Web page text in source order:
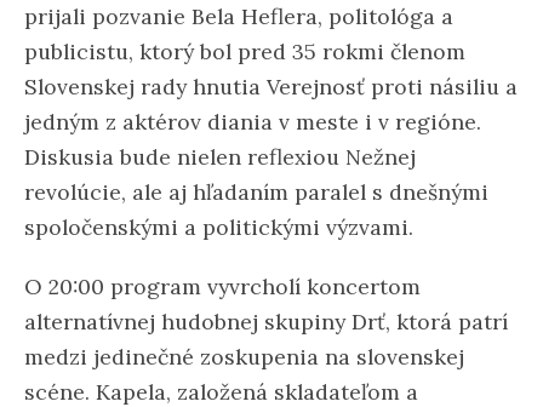
prijali pozvanie Bela Heflera, politológa a
publicistu, ktorý bol pred 35 rokmi členom
Slovenskej rady hnutia Verejnosť proti násiliu a
jedným z aktérov diania v meste i v regióne.
Diskusia bude nielen reflexiou Nežnej
revolúcie, ale aj hľadaním paralel s dnešnými
spoločenskými a politickými výzvami.
O 20:00 program vyvrcholí koncertom
alternatívnej hudobnej skupiny Drť, ktorá patrí
medzi jedinečné zoskupenia na slovenskej
scéne. Kapela, založená skladateľom a